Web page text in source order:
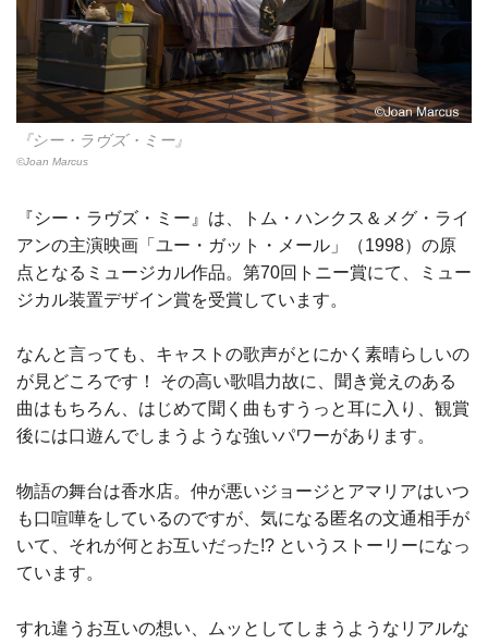
『シー・ラヴズ・ミー』
©Joan Marcus
『シー・ラヴズ・ミー』は、トム・ハンクス＆メグ・ライ
アンの主演映画「ユー・ガット・メール」（1998）の原
点となるミュージカル作品。第70回トニー賞にて、ミュー
ジカル装置デザイン賞を受賞しています。
なんと言っても、キャストの歌声がとにかく素晴らしいの
が見どころです！ その高い歌唱力故に、聞き覚えのある
曲はもちろん、はじめて聞く曲もすうっと耳に入り、観賞
後には口遊んでしまうような強いパワーがあります。
物語の舞台は香水店。仲が悪いジョージとアマリアはいつ
も口喧嘩をしているのですが、気になる匿名の文通相手が
いて、それが何とお互いだった!? というストーリーになっ
ています。
すれ違うお互いの想い、ムッとしてしまうようなリアルな